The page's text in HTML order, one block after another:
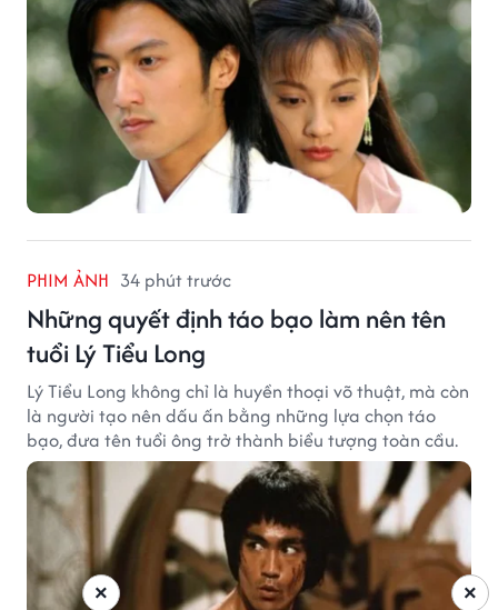
PHIM ẢNH 34 phút trước
Những quyết định táo bạo làm nên tên
tuổi Lý Tiểu Long
Lý Tiểu Long không chỉ là huyền thoại võ thuật, mà còn
là người tạo nên dấu ấn bằng những lựa chọn táo
bạo, đưa tên tuổi ông trở thành biểu tượng toàn cầu.
×
×